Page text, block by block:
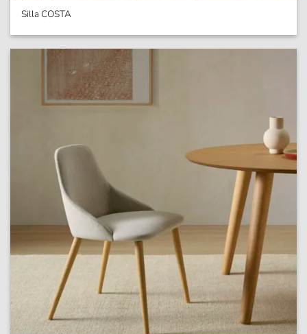
Silla COSTA